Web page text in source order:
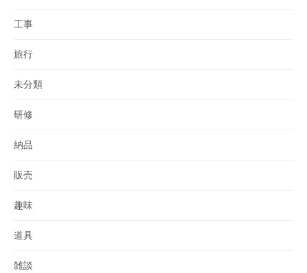
工事
旅行
未分類
研修
納品
販売
趣味
道具
雑談